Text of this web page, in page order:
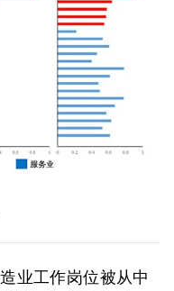
业工作岗位被从中